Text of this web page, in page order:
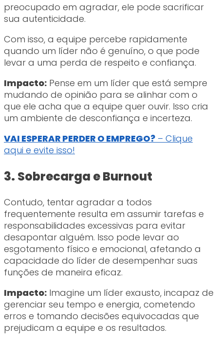
preocupado em agradar, ele pode sacrificar
sua autenticidade.
Com isso, a equipe percebe rapidamente
quando um líder não é genuíno, o que pode
levar a uma perda de respeito e confiança.
Impacto: Pense em um líder que está sempre
mudando de opinião para se alinhar com o
que ele acha que a equipe quer ouvir. Isso cria
um ambiente de desconfiança e incerteza.
VAI ESPERAR PERDER O EMPREGO? – Clique
aqui e evite isso!
3. Sobrecarga e Burnout
Contudo, tentar agradar a todos
frequentemente resulta em assumir tarefas e
responsabilidades excessivas para evitar
desapontar alguém. Isso pode levar ao
esgotamento físico e emocional, afetando a
capacidade do líder de desempenhar suas
funções de maneira eficaz.
Impacto: Imagine um líder exausto, incapaz de
gerenciar seu tempo e energia, cometendo
erros e tomando decisões equivocadas que
prejudicam a equipe e os resultados.